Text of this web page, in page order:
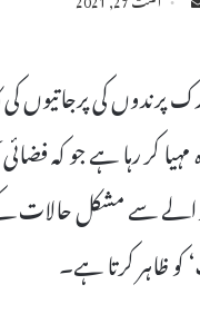
پرندوں کی پرجاتیوں
کر رہا ہے جو کہ
سے مشکل حالات
کو ظاہر کرتا ہے۔